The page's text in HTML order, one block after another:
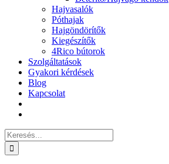
Hajvasalók
Póthajak
Hajgöndörítők
Kiegészítők
4Rico bútorok
Szolgáltatások
Gyakori kérdések
Blog
Kapcsolat
Keresés...